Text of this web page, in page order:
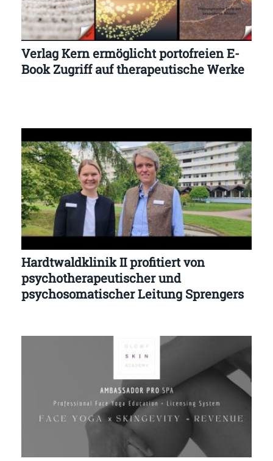
Verlag Kern ermöglicht portofreien E-
Book Zugriff auf therapeutische Werke
Hardtwaldklinik II profitiert von
psychotherapeutischer und
psychosomatischer Leitung Sprengers